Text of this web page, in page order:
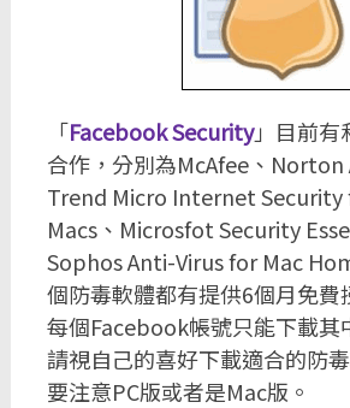
「Facebook Security」目前有
合作，分別為McAfee、Norton
Trend Micro Internet Security
Macs、Microsfot Security
Sophos Anti-Virus for Mac
個防毒軟體都有提供6個月免費
每個Facebook帳號只能下載其
請視自己的喜好下載適合的防
要注意PC版或者是Mac版。